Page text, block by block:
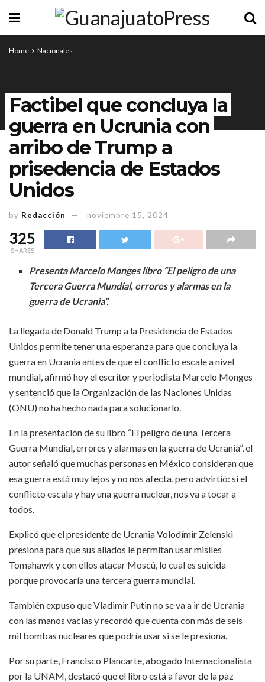
Home Nacionales
Factibel que concluya la
guerra en Ucrunia con
arribo de Trump a
prisedencia de Estados
Unidos
by Redacción noviembre 15, 2024
325
SHARES
Presenta Marcelo Monges libro “El peligro de una
Tercera Guerra Mundial, errores y alarmas en la
guerra de Ucrania”.
La llegada de Donald Trump a la Presidencia de Estados
Unidos permite tener una esperanza para que concluya la
guerra en Ucrania antes de que el conflicto escale a nivel
mundial, afirmó hoy el escritor y periodista Marcelo Monges
y sentenció que la Organización de las Naciones Unidas
(ONU) no ha hecho nada para solucionarlo.
En la presentación de su libro “El peligro de una Tercera
Guerra Mundial, errores y alarmas en la guerra de Ucrania”, el
autor señaló que muchas personas en México consideran que
esa guerra está muy lejos y no nos afecta, pero advirtió: si el
conflicto escala y hay una guerra nuclear, nos va a tocar a
todos.
Explicó que el presidente de Ucrania Volodímir Zelenski
presiona para que sus aliados le permitan usar misiles
Tomahawk y con ellos atacar Moscú, lo cual es suicida
porque provocaría una tercera guerra mundial.
También expuso que Vladimir Putin no se va a ir de Ucrania
con las manos vacías y recordó que cuenta con más de seis
mil bombas nucleares que podría usar si se le presiona.
Por su parte, Francisco Plancarte, abogado Internacionalista
por la UNAM, destacó que el libro está a favor de la paz